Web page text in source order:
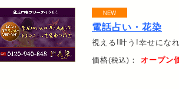
電話占い・花染
視える!叶う!幸せにな
価格(税込) ： オープン